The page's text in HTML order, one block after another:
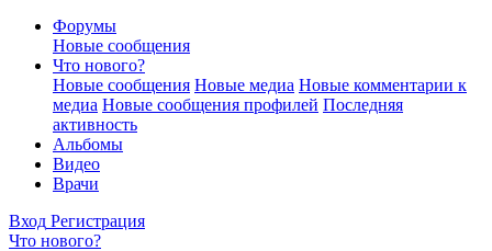
Форумы
Новые сообщения
Что нового?
Новые сообщения Новые медиа Новые комментарии к
медиа Новые сообщения профилей Последняя
активность
Альбомы
Видео
Врачи
Вход Регистрация
Что нового?